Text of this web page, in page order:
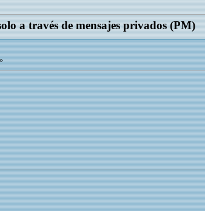
a través de mensajes privados (PM)